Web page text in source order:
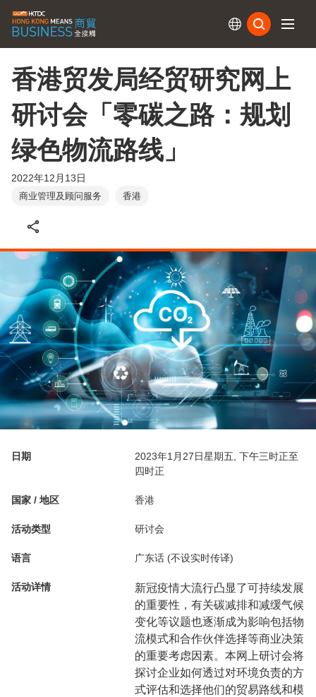
香港贸发局经贸研究网上
研讨会「零碳之路：规划
绿色物流路线」
2022年12月13日
商业管理及顾问服务 香港
日期
2023年1月27日星期五, 下午三时正至
四时正
国家 / 地区 香港
活动类型 研讨会
语言 广东话 (不设实时传译)
活动详情
新冠疫情大流行凸显了可持续发展
的重要性，有关碳减排和减缓气候
变化等议题也逐渐成为影响包括物
流模式和合作伙伴选择等商业决策
的重要考虑因素。本网上研讨会将
探讨企业如何透过对环境负责的方
式评估和选择他们的贸易路线和模